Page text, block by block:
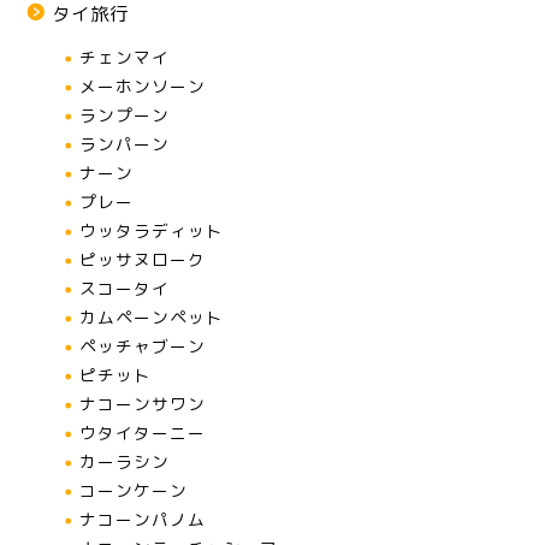
タイ旅行
チェンマイ
メーホンソーン
ランプーン
ランパーン
ナーン
プレー
ウッタラディット
ピッサヌローク
スコータイ
カムペーンペット
ペッチャブーン
ピチット
ナコーンサワン
ウタイターニー
カーラシン
コーンケーン
ナコーンパノム